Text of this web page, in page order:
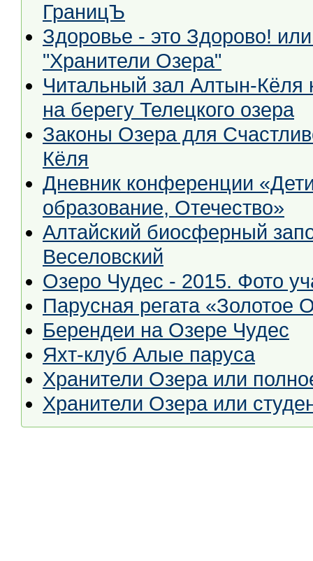
ГраницЪ
Здоровье - это Здорово!
"Хранители Озера"
Читальный зал Алтын-Кёля
на берегу Телецкого озера
Законы Озера для
Кёля
Дневник конференции
образование, Отечество»
Алтайский биосферный
Веселовский
Озеро Чудес - 2015. Фото
Парусная регата «Золотое
Берендеи на Озере Чудес
Яхт-клуб Алые паруса
Хранители Озера или
Хранители Озера или